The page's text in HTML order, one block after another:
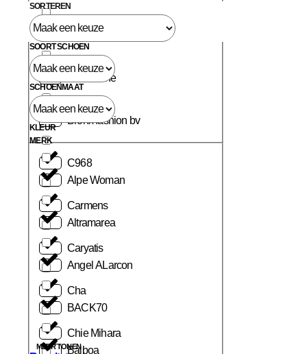
Birkenstock
Blackstone
Bronx fashion bv
C968
Carmens
Caryatis
Cha
Chie Mihara
SORTEREN
SOORT SCHOEN
SCHOENMAAT
KLEUR
MERK
Alpe Woman
Altramarea
Angel ALarcon
BACK70
Balboa
MEER TONEN